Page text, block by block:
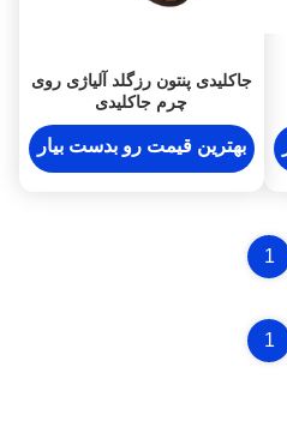
جاکلیدی پنتون رزگلد آلیاژی روی
چرم جاکلیدی
بهترین قیمت رو بدست بیار
1
1